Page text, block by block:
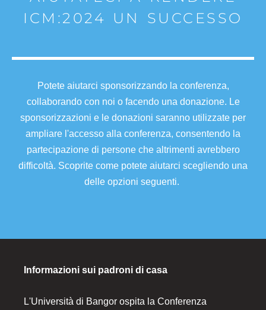
ICM:2024 UN SUCCESSO
Potete aiutarci sponsorizzando la conferenza,
collaborando con noi o facendo una donazione. Le
sponsorizzazioni e le donazioni saranno utilizzate per
ampliare l'accesso alla conferenza, consentendo la
partecipazione di persone che altrimenti avrebbero
difficoltà. Scoprite come potete aiutarci scegliendo una
delle opzioni seguenti.
Informazioni sui padroni di casa
L'Università di Bangor ospita la Conferenza